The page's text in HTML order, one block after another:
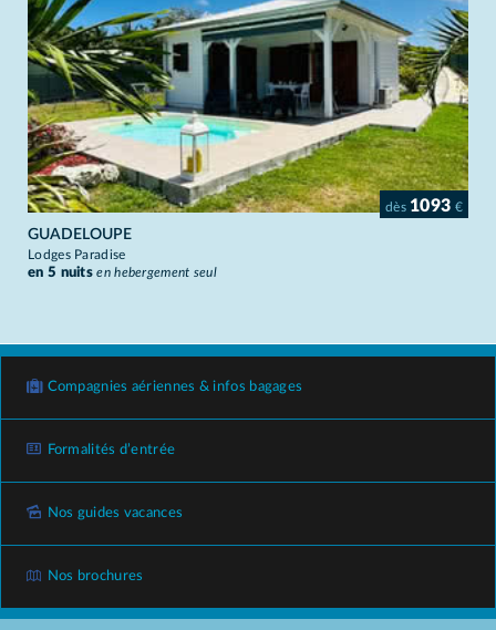
dès 1093 €
GUADELOUPE
Lodges Paradise
en 5 nuitsen hebergement seul
Compagnies aériennes & infos bagages
Formalités d’entrée
Nos guides vacances
Nos brochures